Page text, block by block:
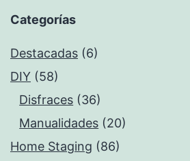
Categorías
Destacadas (6)
DIY (58)
Disfraces (36)
Manualidades (20)
Home Staging (86)